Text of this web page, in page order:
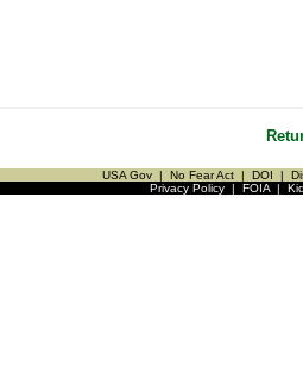
USA Gov | No Fear Act | DOI |
Privacy Policy| FOIA|